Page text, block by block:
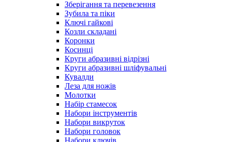
Зберігання та перевезення
Зубила та піки
Ключі гайкові
Козли складані
Коронки
Косинці
Круги абразивні відрізні
Круги абразивні шліфувальні
Кувалди
Леза для ножів
Молотки
Набір стамесок
Набори інструментів
Набори викруток
Набори головок
Набори ключів